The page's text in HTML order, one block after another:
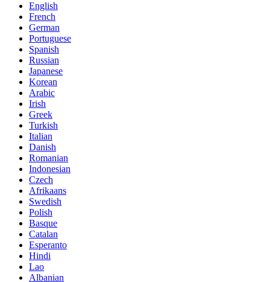
English
French
German
Portuguese
Spanish
Russian
Japanese
Korean
Arabic
Irish
Greek
Turkish
Italian
Danish
Romanian
Indonesian
Czech
Afrikaans
Swedish
Polish
Basque
Catalan
Esperanto
Hindi
Lao
Albanian